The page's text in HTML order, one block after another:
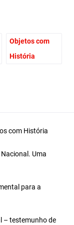
Objetos com
História
com História
Uma
para a
– testemunho de